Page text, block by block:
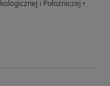
i Położniczej •